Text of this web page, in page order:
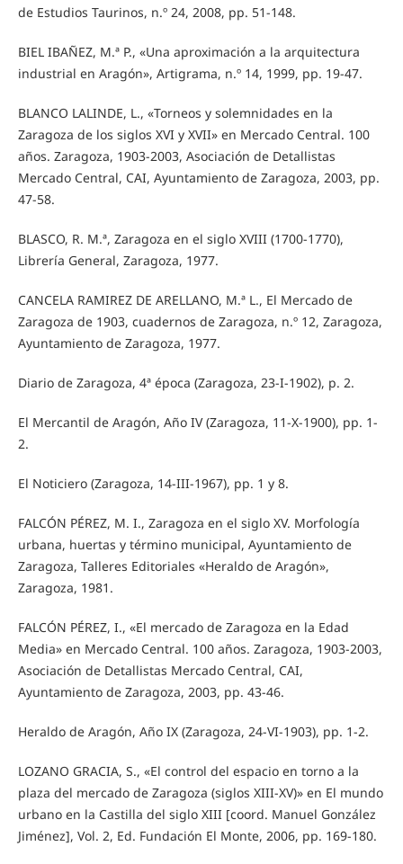
de Estudios Taurinos, n.º 24, 2008, pp. 51-148.
BIEL IBAÑEZ, M.ª P., «Una aproximación a la arquitectura
industrial en Aragón», Artigrama, n.º 14, 1999, pp. 19-47.
BLANCO LALINDE, L., «Torneos y solemnidades en la
Zaragoza de los siglos XVI y XVII» en Mercado Central. 100
años. Zaragoza, 1903-2003, Asociación de Detallistas
Mercado Central, CAI, Ayuntamiento de Zaragoza, 2003, pp.
47-58.
BLASCO, R. M.ª, Zaragoza en el siglo XVIII (1700-1770),
Librería General, Zaragoza, 1977.
CANCELA RAMIREZ DE ARELLANO, M.ª L., El Mercado de
Zaragoza de 1903, cuadernos de Zaragoza, n.º 12, Zaragoza,
Ayuntamiento de Zaragoza, 1977.
Diario de Zaragoza, 4ª época (Zaragoza, 23-I-1902), p. 2.
El Mercantil de Aragón, Año IV (Zaragoza, 11-X-1900), pp. 1-
2.
El Noticiero (Zaragoza, 14-III-1967), pp. 1 y 8.
FALCÓN PÉREZ, M. I., Zaragoza en el siglo XV. Morfología
urbana, huertas y término municipal, Ayuntamiento de
Zaragoza, Talleres Editoriales «Heraldo de Aragón»,
Zaragoza, 1981.
FALCÓN PÉREZ, I., «El mercado de Zaragoza en la Edad
Media» en Mercado Central. 100 años. Zaragoza, 1903-2003,
Asociación de Detallistas Mercado Central, CAI,
Ayuntamiento de Zaragoza, 2003, pp. 43-46.
Heraldo de Aragón, Año IX (Zaragoza, 24-VI-1903), pp. 1-2.
LOZANO GRACIA, S., «El control del espacio en torno a la
plaza del mercado de Zaragoza (siglos XIII-XV)» en El mundo
urbano en la Castilla del siglo XIII [coord. Manuel González
Jiménez], Vol. 2, Ed. Fundación El Monte, 2006, pp. 169-180.